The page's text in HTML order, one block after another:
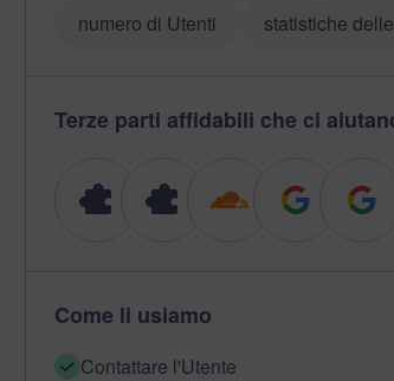
numero di Utenti
statistiche
Terze parti affidabili che ci
Come li usiamo
Contattare l'Utente